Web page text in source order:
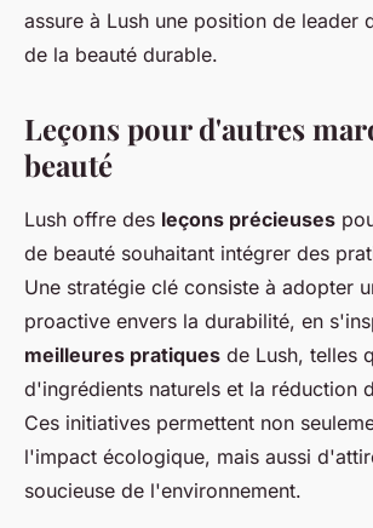
assure à Lush une position de leader
de la beauté durable.
Leçons pour d'autres
beauté
Lush offre des leçons précieuses
de beauté souhaitant intégrer des
Une stratégie clé consiste à adopter
proactive envers la durabilité, en
meilleures pratiques de Lush, telles
d'ingrédients naturels et la réduction
Ces initiatives permettent non
l'impact écologique, mais aussi
soucieuse de l'environnement.